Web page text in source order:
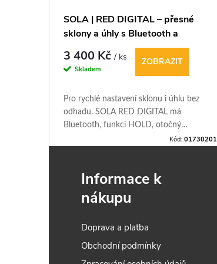
SOLA | RED DIGITAL – přesné
sklony a úhly s Bluetooth a
aplikací na telefon
3 400 Kč/ ks
Skladem
ZOBRAZIT
Pro rychlé nastavení sklonu i úhlu bez
odhadu. SOLA RED DIGITAL má
Bluetooth, funkci HOLD, otočný
podsvícený displej, IP65 a přesnost
Kód: 01730201
Informace k
nákupu
Doprava a platba
Obchodní podmínky